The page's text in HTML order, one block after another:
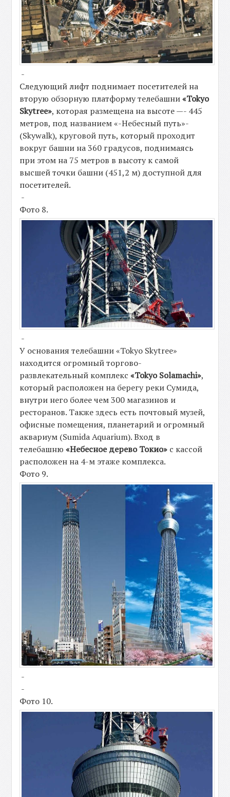
-
Следующий лифт поднимает посетителей на
вторую обзорную платформу телебашни«Tokyo
Skytree», которая размещена на высоте —- 445
метров, под названием «-Небесный путь»-
(Skywalk), круговой путь, который проходит
вокруг башни на 360 градусов, поднимаясь
при этом на 75 метров в высоту к самой
высшей точки башни (451,2 м) доступной для
посетителей.
-
Фото 8.
-
У основания телебашни «Tokyo Skytree»
находится огромный торгово-
развлекательный комплекс«Tokyo Solamachi»,
который расположен на берегу реки Сумида,
внутри него более чем 300 магазинов и
ресторанов. Также здесь есть почтовый музей,
офисные помещения, планетарий и огромный
аквариум (Sumida Aquarium). Вход в
телебашню«Небесное дерево Токио» с кассой
расположен на 4-м этаже комплекса.
Фото 9.
-
-
Фото 10.